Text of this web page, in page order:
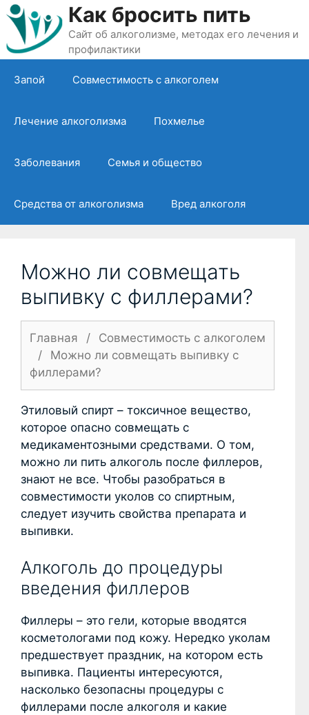
Перейти
содержимому
Как бросить пить
Сайт об алкоголизме, методах его лечения и
профилактики
Запой Совместимость с алкоголем
Лечение алкоголизма Похмелье
Заболевания Семья и общество
Средства от алкоголизма Вред алкоголя
Можно ли совмещать
выпивку с филлерами?
Главная /
Совместимость с алкоголем
/
Можно ли совмещать выпивку с
филлерами?
Этиловый спирт – токсичное вещество,
которое опасно совмещать с
медикаментозными средствами. О том,
можно ли пить алкоголь после филлеров,
знают не все. Чтобы разобраться в
совместимости уколов со спиртным,
следует изучить свойства препарата и
выпивки.
Алкоголь до процедуры
введения филлеров
Филлеры – это гели, которые вводятся
косметологами под кожу. Нередко уколам
предшествует праздник, на котором есть
выпивка. Пациенты интересуются,
насколько безопасны процедуры с
филлерами после алкоголя и какие